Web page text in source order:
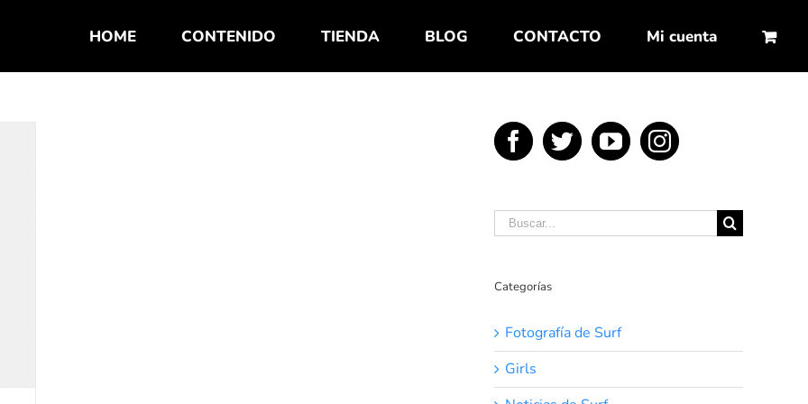
HOME CONTENIDO TIENDA BLOG CONTACTO Mi cuenta
Buscar:
Categorías
Fotografía de Surf
Girls